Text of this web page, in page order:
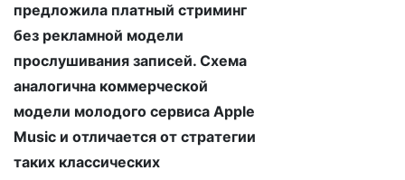
предложила платный стриминг
без рекламной модели
прослушивания записей. Схема
аналогична коммерческой
модели молодого сервиса Apple
Music и отличается от стратегии
таких классических